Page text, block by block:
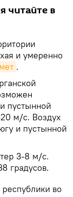
читайте в
и умеренно
.
пустынной
м/с. Воздух
и пустынной
3-8 м/с.
градусов.
во